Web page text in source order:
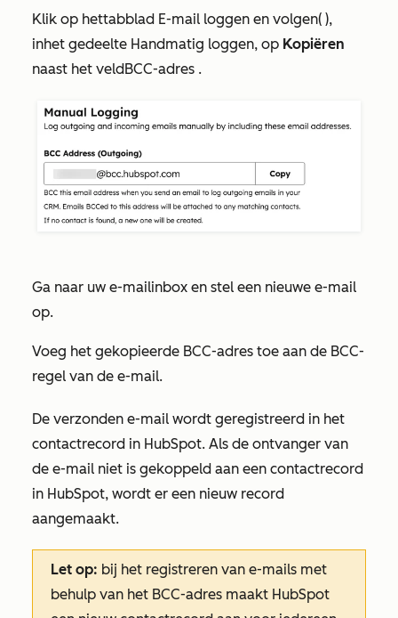
Klik op hettabblad E-mail loggen en volgen( ),
inhet gedeelte Handmatig loggen, op Kopiëren
naast het veldBCC-adres .
Ga naar uw e-mailinbox en stel een nieuwe e-mail
op.
Voeg het gekopieerde BCC-adres toe aan de BCC-
regel van de e-mail.
De verzonden e-mail wordt geregistreerd in het
contactrecord in HubSpot. Als de ontvanger van
de e-mail niet is gekoppeld aan een contactrecord
in HubSpot, wordt er een nieuw record
aangemaakt.
Let op: bij het registreren van e-mails met
behulp van het BCC-adres maakt HubSpot